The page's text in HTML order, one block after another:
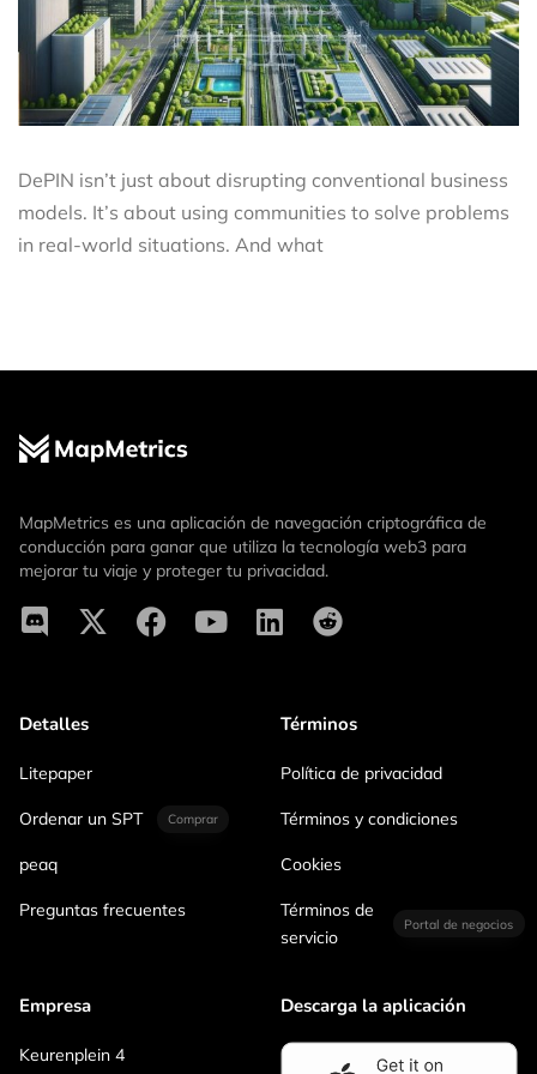
DePIN isn’t just about disrupting conventional business
models. It’s about using communities to solve problems
in real-world situations. And what
MapMetrics es una aplicación de navegación criptográfica de
conducción para ganar que utiliza la tecnología web3 para
mejorar tu viaje y proteger tu privacidad.
Detalles
Litepaper
Ordenar un SPT Comprar
peaq
Preguntas frecuentes
Términos
Política de privacidad
Términos y condiciones
Cookies
Términos de
servicio
Portal de negocios
Empresa
Keurenplein 4
Descarga la aplicación